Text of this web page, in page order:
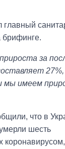
брифинге.
за
27%,
мы имеем
что в
шесть
коронавирусом,